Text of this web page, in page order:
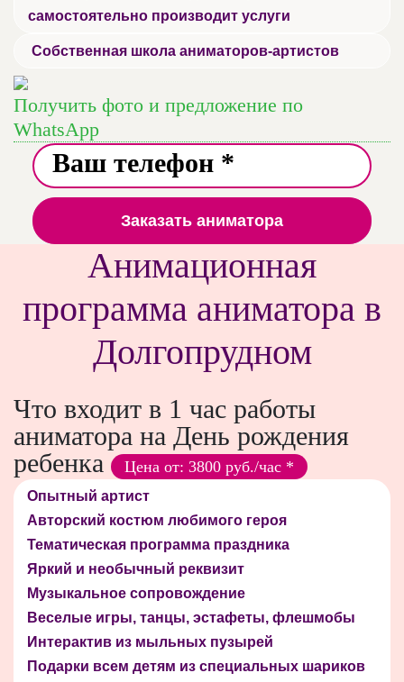
самостоятельно производит услуги
Собственная школа аниматоров-артистов
Получить фото и предложение по
WhatsApp
Заказать аниматора
Анимационная
программа аниматора в
Долгопрудном
Что входит в 1 час работы
аниматора на День рождения
ребенка
Цена от: 3800 руб./час *
Опытный артист
Авторский костюм любимого героя
Тематическая программа праздника
Яркий и необычный реквизит
Музыкальное сопровождение
Веселые игры, танцы, эстафеты, флешмобы
Интерактив из мыльных пузырей
Подарки всем детям из специальных шариков